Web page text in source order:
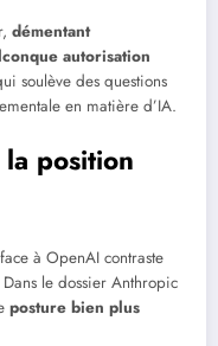
démentant
autorisation
soulève des questions
en matière d’IA.
position
à OpenAI contraste
le dossier Anthropic
posture bien plus